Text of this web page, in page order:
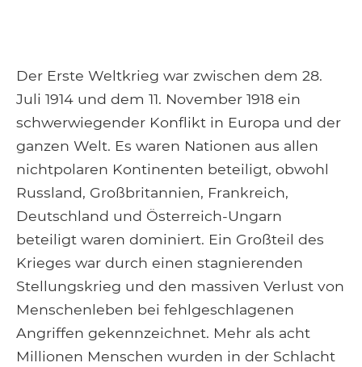
Der Erste Weltkrieg war zwischen dem 28.
Juli 1914 und dem 11. November 1918 ein
schwerwiegender Konflikt in Europa und der
ganzen Welt. Es waren Nationen aus allen
nichtpolaren Kontinenten beteiligt, obwohl
Russland, Großbritannien, Frankreich,
Deutschland und Österreich-Ungarn
beteiligt waren dominiert. Ein Großteil des
Krieges war durch einen stagnierenden
Stellungskrieg und den massiven Verlust von
Menschenleben bei fehlgeschlagenen
Angriffen gekennzeichnet. Mehr als acht
Millionen Menschen wurden in der Schlacht